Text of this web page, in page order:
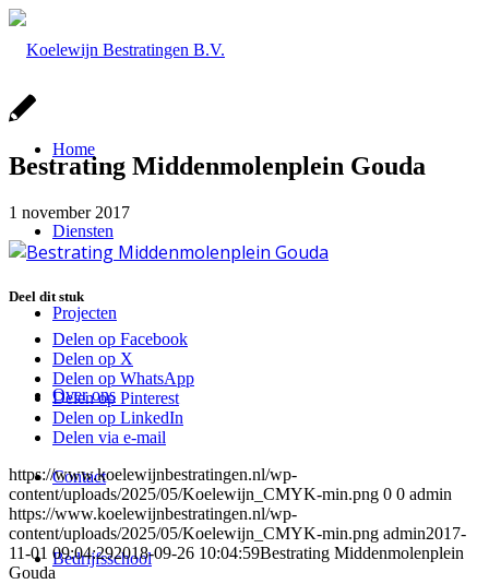
Home
Diensten
Projecten
Over ons
Contact
Bedrijfsschool
Bestrating Middenmolenplein Gouda
1 november 2017
Deel dit stuk
Delen op Facebook
Delen op X
Delen op WhatsApp
Delen op Pinterest
Delen op LinkedIn
Delen via e-mail
https://www.koelewijnbestratingen.nl/wp-
content/uploads/2025/05/Koelewijn_CMYK-min.png 0 0 admin
https://www.koelewijnbestratingen.nl/wp-
content/uploads/2025/05/Koelewijn_CMYK-min.png admin2017-
11-01 09:04:292018-09-26 10:04:59Bestrating Middenmolenplein
Gouda